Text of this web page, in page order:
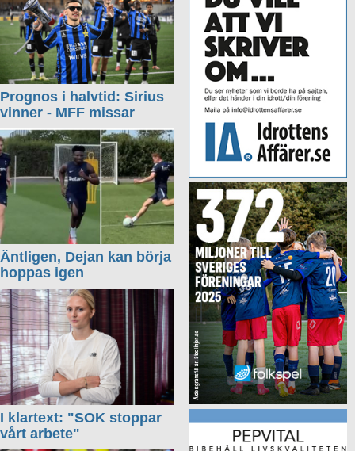
Prognos i halvtid: Sirius
vinner - MFF missar
Äntligen, Dejan kan börja
hoppas igen
I klartext: "SOK stoppar
vårt arbete"